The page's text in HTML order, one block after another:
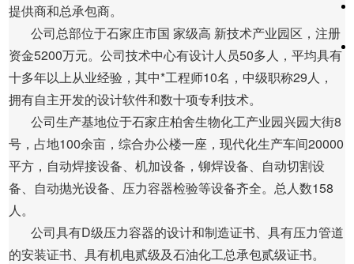
提供商和总承包商。
公司总部位于石家庄市国 家级高 新技术产业园区，注册
资金5200万元。公司技术中心有设计人员50多人，平均具有
十多年以上从业经验，其中*工程师10名，中级职称29人，
拥有自主开发的设计软件和数十项专利技术。
公司生产基地位于石家庄柏舍生物化工产业园兴园大街8
号，占地100余亩，综合办公楼一座，现代化生产车间20000
平方，自动焊接设备、机加设备，铆焊设备、自动切割设
备、自动抛光设备、压力容器检验等设备齐全。总人数158
人。
公司具有D级压力容器的设计和制造证书、具有压力管道
的安装证书、具有机电贰级及石油化工总承包贰级证书。